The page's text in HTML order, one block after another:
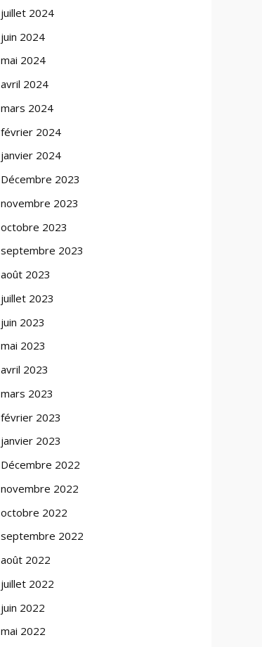
juillet 2024
juin 2024
mai 2024
avril 2024
mars 2024
février 2024
janvier 2024
Décembre 2023
novembre 2023
octobre 2023
septembre 2023
août 2023
juillet 2023
juin 2023
mai 2023
avril 2023
mars 2023
février 2023
janvier 2023
Décembre 2022
novembre 2022
octobre 2022
septembre 2022
août 2022
juillet 2022
juin 2022
mai 2022